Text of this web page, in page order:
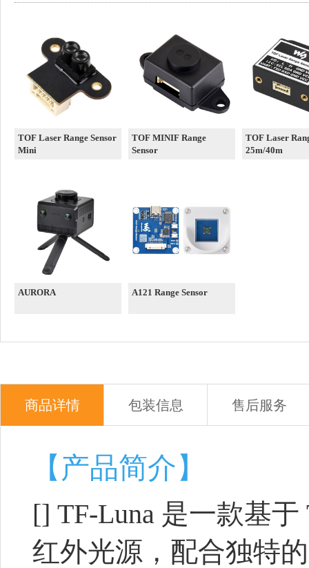
TOF Laser Range Sensor
Mini
TOF MINIF Range
Sensor
TOF Laser
25m/40m
AURORA A121 Range Sensor
商品详情 包装信息 售后服务
【产品简介】
[] TF-Luna 是一款基
红外光源，配合独特